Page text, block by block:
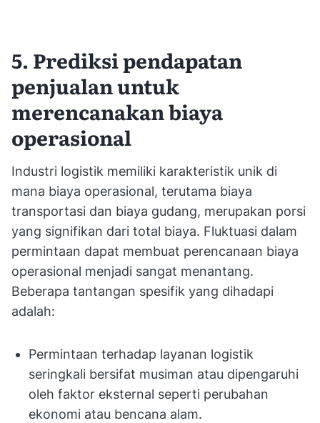
5. Prediksi pendapatan
penjualan untuk
merencanakan biaya
operasional
Industri logistik memiliki karakteristik unik di
mana biaya operasional, terutama biaya
transportasi dan biaya gudang, merupakan porsi
yang signifikan dari total biaya. Fluktuasi dalam
permintaan dapat membuat perencanaan biaya
operasional menjadi sangat menantang.
Beberapa tantangan spesifik yang dihadapi
adalah:
Permintaan terhadap layanan logistik
seringkali bersifat musiman atau dipengaruhi
oleh faktor eksternal seperti perubahan
ekonomi atau bencana alam.